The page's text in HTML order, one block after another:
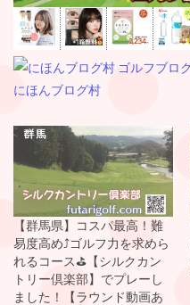
にほんブログ村
【群馬県】コスパ最高！難
易度高め⤴️ゴルフ力を求めら
れるコース⛳️【シルクカン
トリー倶楽部】でプレーし
ました！【ラウンド動画あ